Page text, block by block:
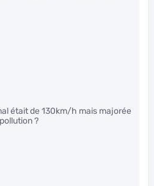
était de 130km/h mais majorée
?